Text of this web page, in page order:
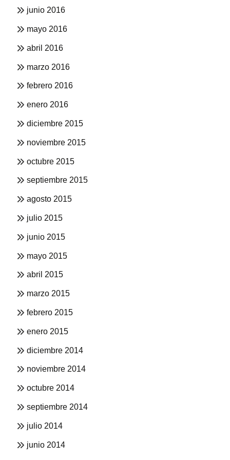
junio 2016
mayo 2016
abril 2016
marzo 2016
febrero 2016
enero 2016
diciembre 2015
noviembre 2015
octubre 2015
septiembre 2015
agosto 2015
julio 2015
junio 2015
mayo 2015
abril 2015
marzo 2015
febrero 2015
enero 2015
diciembre 2014
noviembre 2014
octubre 2014
septiembre 2014
julio 2014
junio 2014